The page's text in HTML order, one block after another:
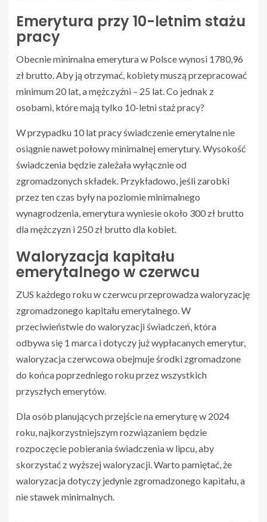
Emerytura przy 10-letnim stażu
pracy
Obecnie minimalna emerytura w Polsce wynosi 1780,96
zł brutto. Aby ją otrzymać, kobiety muszą przepracować
minimum 20 lat, a mężczyźni – 25 lat. Co jednak z
osobami, które mają tylko 10-letni staż pracy?
W przypadku 10 lat pracy świadczenie emerytalne nie
osiągnie nawet połowy minimalnej emerytury. Wysokość
świadczenia będzie zależała wyłącznie od
zgromadzonych składek. Przykładowo, jeśli zarobki
przez ten czas były na poziomie minimalnego
wynagrodzenia, emerytura wyniesie około 300 zł brutto
dla mężczyzn i 250 zł brutto dla kobiet.
Waloryzacja kapitału
emerytalnego w czerwcu
ZUS każdego roku w czerwcu przeprowadza waloryzację
zgromadzonego kapitału emerytalnego. W
przeciwieństwie do waloryzacji świadczeń, która
odbywa się 1 marca i dotyczy już wypłacanych emerytur,
waloryzacja czerwcowa obejmuje środki zgromadzone
do końca poprzedniego roku przez wszystkich
przyszłych emerytów.
Dla osób planujących przejście na emeryturę w 2024
roku, najkorzystniejszym rozwiązaniem będzie
rozpoczęcie pobierania świadczenia w lipcu, aby
skorzystać z wyższej waloryzacji. Warto pamiętać, że
waloryzacja dotyczy jedynie zgromadzonego kapitału, a
nie stawek minimalnych.